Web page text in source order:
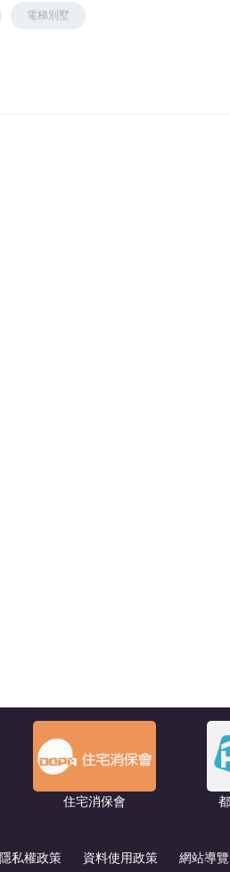
電梯別墅
住宅消保會
隱私權政策 資料使用政策 網站導覽